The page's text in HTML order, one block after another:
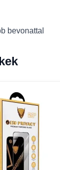
bevonattal